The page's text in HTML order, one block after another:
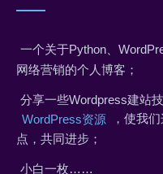
一个关于Python、
网络营销的个人博客；
分享一些Wordpress建站
WordPress资源
，使我
点，共同进步；
小白一枚……